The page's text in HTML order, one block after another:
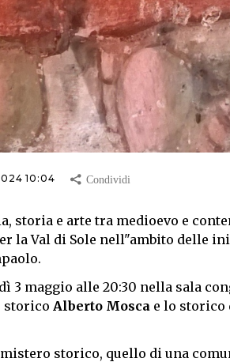
10:04
storia e arte tra medioevo e
la Val di Sole nell"ambito delle
3 maggio alle 20:30 nella sala
storico Alberto Mosca e lo storico
storico, quello di una